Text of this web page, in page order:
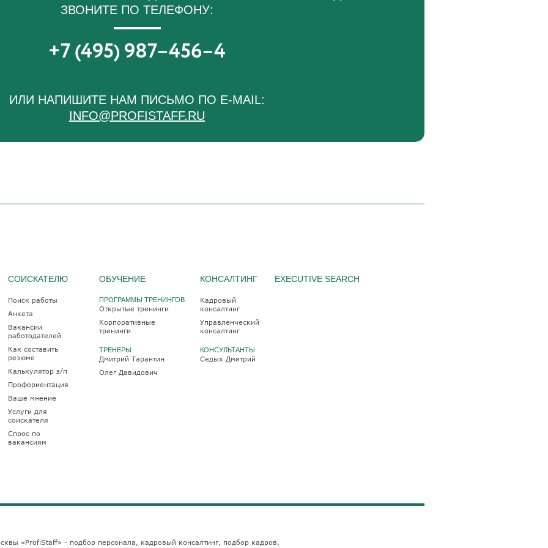
ЗВОНИТЕ ПО ТЕЛЕФОНУ:
+7 (495) 987–456–4
ИЛИ НАПИШИТЕ НАМ ПИСЬМО ПО E-MAIL:
INFO@PROFISTAFF.RU
СОИСКАТЕЛЮ
Поиск работы
Анкета
Вакансии
работодателей
Как составить
резюме
Калькулятор з/п
Профориентация
Ваше мнение
Услуги для
соискателя
Спрос по
вакансиям
ОБУЧЕНИЕ
ПРОГРАММЫ ТРЕНИНГОВ
Открытые тренинги
Корпоративные
тренинги
ТРЕНЕРЫ
Дмитрий Тарантин
Олег Давидович
КОНСАЛТИНГ
Кадровый
консалтинг
Управленческий
консалтинг
КОНСУЛЬТАНТЫ
Седых Дмитрий
EXECUTIVE SEARCH
«ProfiStaff» - подбор персонала, кадровый консалтинг, подбор кадров,